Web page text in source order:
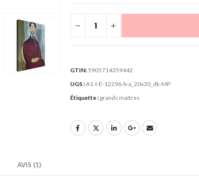
GTIN: 5905714359442
UGS :A1-l-E-12296-b-a_20x30_dk-MP
Étiquette : grands maîtres
AVIS (1)